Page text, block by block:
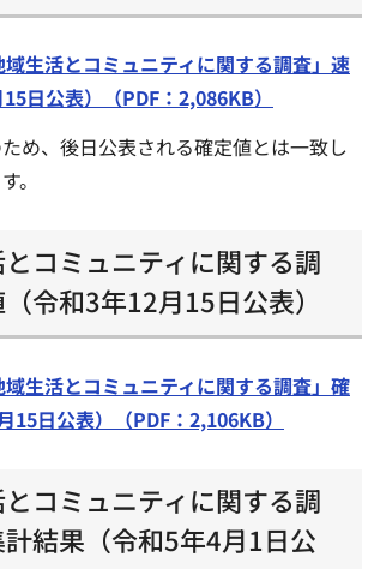
域生活とコミュニティに関する調査」速
日公表）（PDF：2,086KB）
め、後日公表される確定値とは一致し
。
とコミュニティに関する調
令和3年12月15日公表）
域生活とコミュニティに関する調査」確
15日公表）（PDF：2,106KB）
とコミュニティに関する調
結果（令和5年4月1日公